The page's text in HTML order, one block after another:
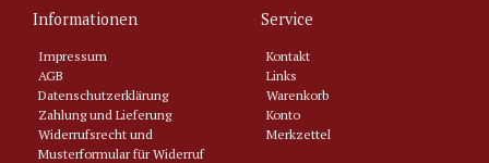
Informationen
Impressum
AGB
Datenschutzerklärung
Zahlung und Lieferung
Widerrufsrecht und
Musterformular für Widerruf
Service
Kontakt
Links
Warenkorb
Konto
Merkzettel